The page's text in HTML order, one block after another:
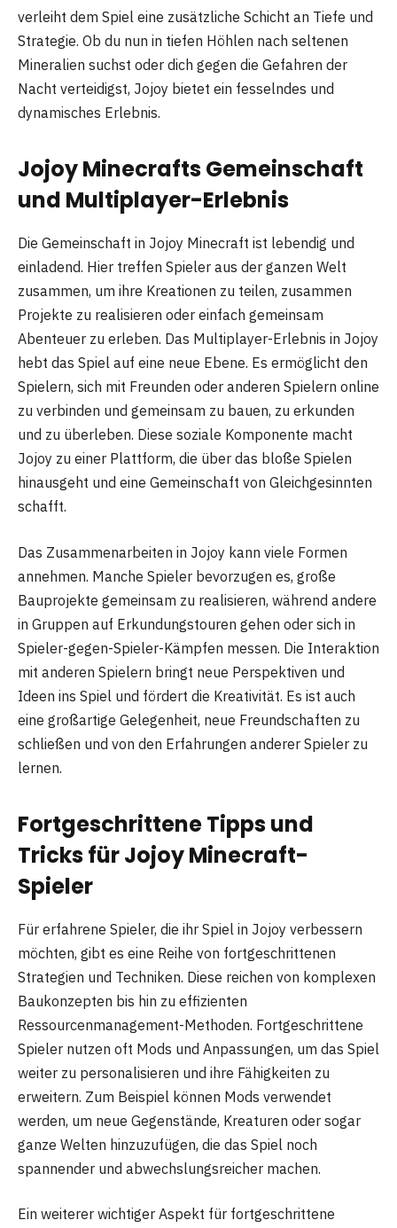
verleiht dem Spiel eine zusätzliche Schicht an Tiefe und
Strategie. Ob du nun in tiefen Höhlen nach seltenen
Mineralien suchst oder dich gegen die Gefahren der
Nacht verteidigst, Jojoy bietet ein fesselndes und
dynamisches Erlebnis.
Jojoy Minecrafts Gemeinschaft
und Multiplayer-Erlebnis
Die Gemeinschaft in Jojoy Minecraft ist lebendig und
einladend. Hier treffen Spieler aus der ganzen Welt
zusammen, um ihre Kreationen zu teilen, zusammen
Projekte zu realisieren oder einfach gemeinsam
Abenteuer zu erleben. Das Multiplayer-Erlebnis in Jojoy
hebt das Spiel auf eine neue Ebene. Es ermöglicht den
Spielern, sich mit Freunden oder anderen Spielern online
zu verbinden und gemeinsam zu bauen, zu erkunden
und zu überleben. Diese soziale Komponente macht
Jojoy zu einer Plattform, die über das bloße Spielen
hinausgeht und eine Gemeinschaft von Gleichgesinnten
schafft.
Das Zusammenarbeiten in Jojoy kann viele Formen
annehmen. Manche Spieler bevorzugen es, große
Bauprojekte gemeinsam zu realisieren, während andere
in Gruppen auf Erkundungstouren gehen oder sich in
Spieler-gegen-Spieler-Kämpfen messen. Die Interaktion
mit anderen Spielern bringt neue Perspektiven und
Ideen ins Spiel und fördert die Kreativität. Es ist auch
eine großartige Gelegenheit, neue Freundschaften zu
schließen und von den Erfahrungen anderer Spieler zu
lernen.
Fortgeschrittene Tipps und
Tricks für Jojoy Minecraft-
Spieler
Für erfahrene Spieler, die ihr Spiel in Jojoy verbessern
möchten, gibt es eine Reihe von fortgeschrittenen
Strategien und Techniken. Diese reichen von komplexen
Baukonzepten bis hin zu effizienten
Ressourcenmanagement-Methoden. Fortgeschrittene
Spieler nutzen oft Mods und Anpassungen, um das Spiel
weiter zu personalisieren und ihre Fähigkeiten zu
erweitern. Zum Beispiel können Mods verwendet
werden, um neue Gegenstände, Kreaturen oder sogar
ganze Welten hinzuzufügen, die das Spiel noch
spannender und abwechslungsreicher machen.
Ein weiterer wichtiger Aspekt für fortgeschrittene